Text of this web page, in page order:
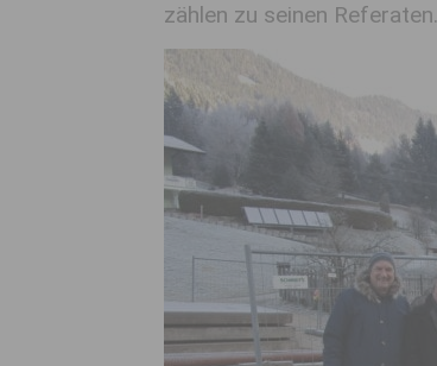
zählen zu seinen Referaten.